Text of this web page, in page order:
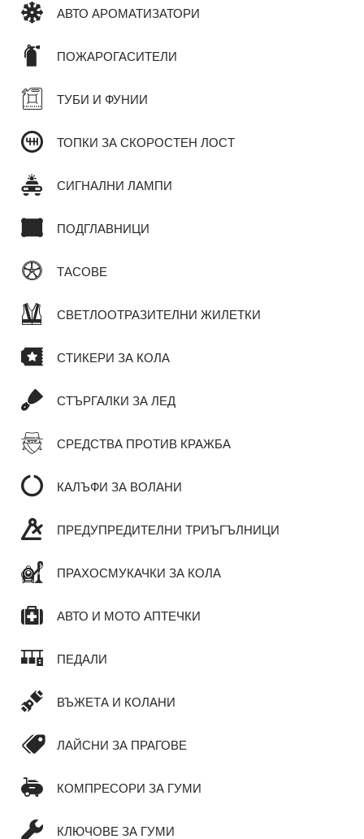
АВТО АРОМАТИЗАТОРИ
ПОЖАРОГАСИТЕЛИ
ТУБИ И ФУНИИ
ТОПКИ ЗА СКОРОСТЕН ЛОСТ
СИГНАЛНИ ЛАМПИ
ПОДГЛАВНИЦИ
ТАСОВЕ
СВЕТЛООТРАЗИТЕЛНИ ЖИЛЕТКИ
СТИКЕРИ ЗА КОЛА
СТЪРГАЛКИ ЗА ЛЕД
СРЕДСТВА ПРОТИВ КРАЖБА
КАЛЪФИ ЗА ВОЛАНИ
ПРЕДУПРЕДИТЕЛНИ ТРИЪГЪЛНИЦИ
ПРАХОСМУКАЧКИ ЗА КОЛА
АВТО И МОТО АПТЕЧКИ
ПЕДАЛИ
ВЪЖЕТА И КОЛАНИ
ЛАЙСНИ ЗА ПРАГОВЕ
КОМПРЕСОРИ ЗА ГУМИ
КЛЮЧОВЕ ЗА ГУМИ